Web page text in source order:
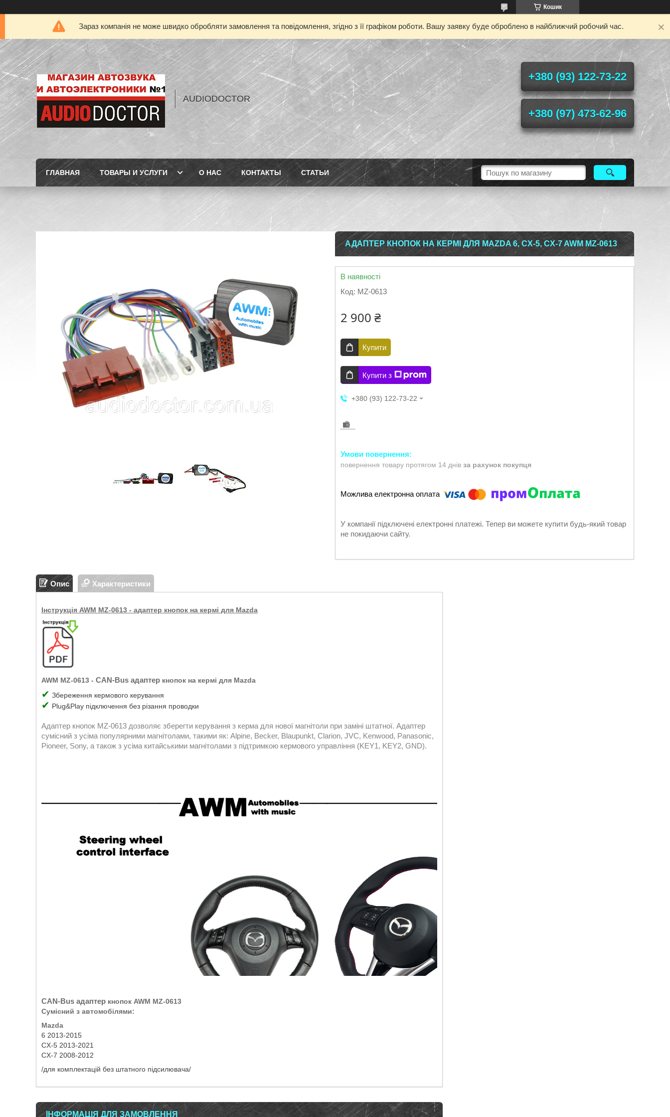
Кошик
Зараз компанія не може швидко обробляти замовлення та повідомлення, згідно з її графіком роботи. Вашу заявку буде оброблено в найближчий робочий час.
AUDIODOCTOR
+380 (93) 122-73-22
+380 (97) 473-62-96
ГЛАВНАЯ ТОВАРЫ И УСЛУГИ О НАС КОНТАКТЫ СТАТЬИ
АДАПТЕР КНОПОК НА КЕРМІ ДЛЯ MAZDA 6, CX-5, CX-7 AWM MZ-0613
В наявності
Код: MZ-0613
2 900 ₴
Купити
Купити з
+380 (93) 122-73-22
повернення товару протягом 14 днів за рахунок покупця
У компанії підключені електронні платежі. Тепер ви можете купити будь-який товар
не покидаючи сайту.
Опис Характеристики
Інструкція AWM MZ-0613 - адаптер кнопок на кермі для Mazda
AWM MZ-0613 - CAN-Bus адаптер кнопок на кермі для Mazda
✔ Збереження кермового керування
✔ Plug&Play підключення без різання проводки
Адаптер кнопок MZ-0613 дозволяє зберегти керування з керма для нової магнітоли при заміні штатної. Адаптер
сумісний з усіма популярними магнітолами, такими як: Alpine, Becker, Blaupunkt, Clarion, JVC, Kenwood, Panasonic,
Pioneer, Sony, а також з усіма китайськими магнітолами з підтримкою кермового управління (KEY1, KEY2, GND).
CAN-Bus адаптер кнопок AWM MZ-0613
Сумісний з автомобілями:
Mazda
6 2013-2015
CX-5 2013-2021
CX-7 2008-2012
/для комплектацій без штатного підсилювача/
ІНФОРМАЦІЯ ДЛЯ ЗАМОВЛЕННЯ